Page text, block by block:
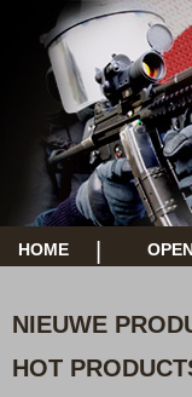
HOME
NIEUWE
HOT